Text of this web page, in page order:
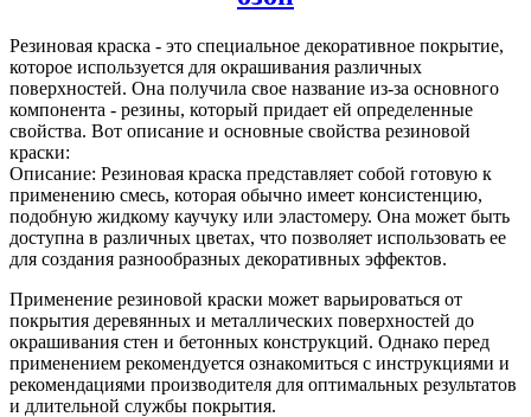
Резиновая краска - это специальное декоративное покрытие,
которое используется для окрашивания различных
поверхностей. Она получила свое название из-за основного
компонента - резины, который придает ей определенные
свойства. Вот описание и основные свойства резиновой
краски:
Описание: Резиновая краска представляет собой готовую к
применению смесь, которая обычно имеет консистенцию,
подобную жидкому каучуку или эластомеру. Она может быть
доступна в различных цветах, что позволяет использовать ее
для создания разнообразных декоративных эффектов.
Применение резиновой краски может варьироваться от
покрытия деревянных и металлических поверхностей до
окрашивания стен и бетонных конструкций. Однако перед
применением рекомендуется ознакомиться с инструкциями и
рекомендациями производителя для оптимальных результатов
и длительной службы покрытия.